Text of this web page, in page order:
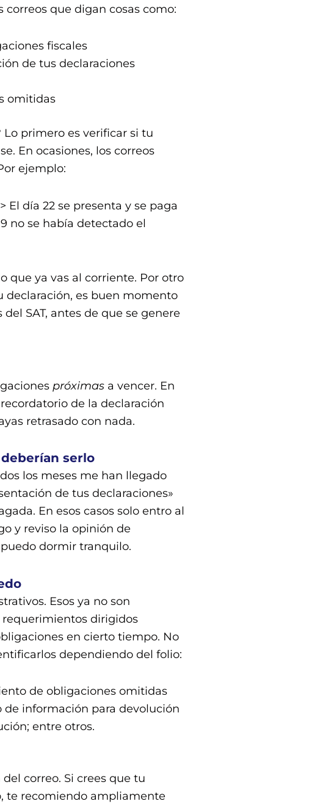
correos que digan cosas como:
fiscales
de tus declaraciones
omitidas
Lo primero es verificar si tu
En ocasiones, los correos
ejemplo:
El día 22 se presenta y se paga
no se había detectado el
que ya vas al corriente. Por otro
declaración, es buen momento
SAT, antes de que se genere
próximasa vencer. En
de la declaración
retrasado con nada.
serlo
los meses me han llegado
de tus declaraciones»
En esos casos solo entro al
y reviso la opinión de
dormir tranquilo.
Esos ya no son
requerimientos dirigidos
en cierto tiempo. No
dependiendo del folio:
de obligaciones omitidas
de información para devolución
entre otros.
correo. Si crees que tu
te recomiendo ampliamente